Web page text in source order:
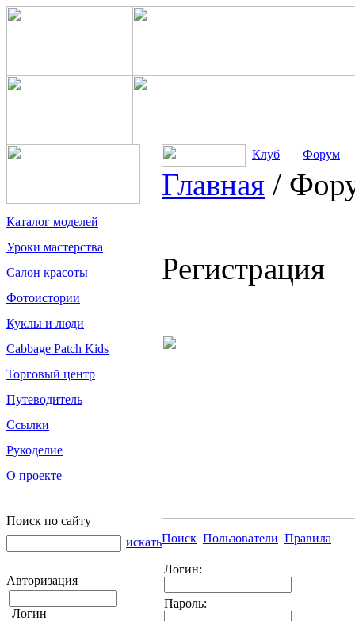
Каталог моделей
Уроки мастерства
Салон красоты
Фотоистории
Куклы и люди
Cabbage Patch Kids
Торговый центр
Путеводитель
Ссылки
Рукоделие
О проекте
Поиск по сайту
искать
Авторизация
Логин
Клуб Форум
Главная /
Регистрация
Поиск Пользователи Правила
Логин:
Пароль: